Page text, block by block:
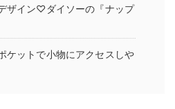
ザイン♡ダイソーの『ナップ
ケットで小物にアクセスしや